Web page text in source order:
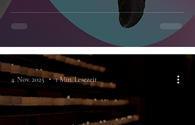
4. Nov. 2025 1 Min. Lesezeit